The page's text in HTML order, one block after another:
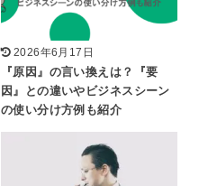
2026年6月17日
『原因』の言い換えは？『要
因』との違いやビジネスシーン
の使い分け方例も紹介